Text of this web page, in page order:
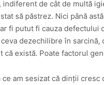
indiferent de cât de multă
să păstrez. Nici până
fi putut fi cauza defectului
dezechilibre în sarcină,
că există. Poate factorul
ce am sesizat că dinții cresc